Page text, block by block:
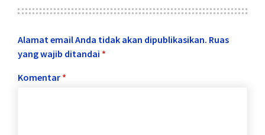
Alamat email Anda tidak akan dipublikasikan. Ruas
yang wajib ditandai *
Komentar *